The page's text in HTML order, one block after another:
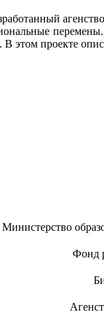
этом проекте
Министерство
Фонд